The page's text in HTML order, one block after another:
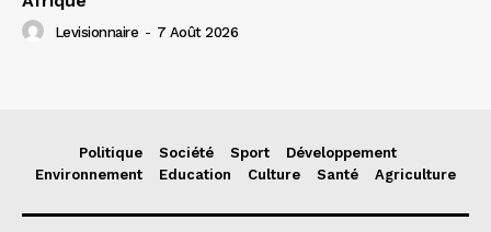
Levisionnaire - 7 Août 2026
Politique Société Sport
Développement
Environnement
Education Culture Santé Agriculture